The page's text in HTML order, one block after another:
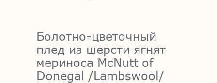
Болотно-цветочный
плед из шерсти ягнят
мериноса McNutt of
Donegal /Lambswool/